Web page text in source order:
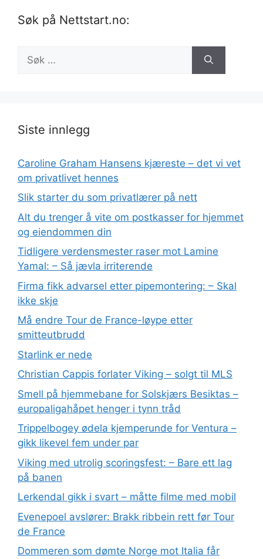
Søk på Nettstart.no:
etter:
Siste innlegg
Caroline Graham Hansens kjæreste – det vi vet
om privatlivet hennes
Slik starter du som privatlærer på nett
Alt du trenger å vite om postkasser for hjemmet
og eiendommen din
Tidligere verdensmester raser mot Lamine
Yamal: – Så jævla irriterende
Firma fikk advarsel etter pipemontering: – Skal
ikke skje
Må endre Tour de France-løype etter
smitteutbrudd
Starlink er nede
Christian Cappis forlater Viking – solgt til MLS
Smell på hjemmebane for Solskjærs Besiktas –
europaligahåpet henger i tynn tråd
Trippelbogey ødela kjemperunde for Ventura –
gikk likevel fem under par
Viking med utrolig scoringsfest: – Bare ett lag
på banen
Lerkendal gikk i svart – måtte filme med mobil
Evenepoel avslører: Brakk ribbein rett før Tour
de France
Dommeren som dømte Norge mot Italia får